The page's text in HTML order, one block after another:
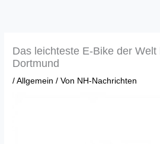
Das leichteste E-Bike der
Dortmund
/Allgemein / Von NH-Nachrichten